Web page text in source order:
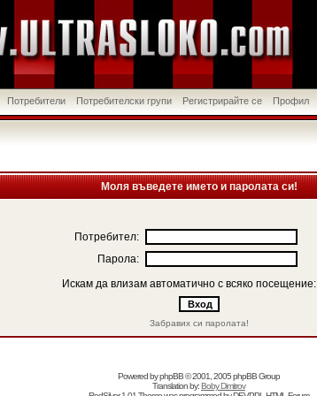
Потребители Потребителски групи Регистрирайте се Профил
Моля въведете името и паролата си!
Потребител:
Парола:
Искам да влизам автоматично с всяко посещение:
Забравих си паролата!
Powered byphpBB© 2001, 2005 phpBB Group
Translation by:Boby Dimitrov